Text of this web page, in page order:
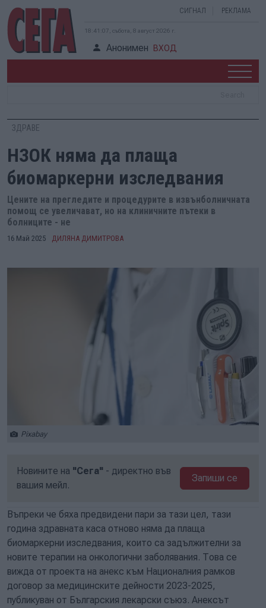
СИГНАЛ РЕКЛАМА
18:41:07, събота, 8 август 2026 г.
Анонимен ВХОД
ЗДРАВЕ
НЗОК няма да плаща
биомаркерни изследвания
Цените на прегледите и процедурите в извънболничната
помощ се увеличават, но на клиничните пътеки в
болниците - не
16 Май 2025 ДИЛЯНА ДИМИТРОВА
Pixabay
Новините на "Сега" - директно във
вашия мейл.
Запиши се
Въпреки че бяха предвидени пари за тази цел, тази
година здравната каса отново няма да плаща
биомаркерни изследвания, които са задължителни за
новите терапии на онкологични заболявания. Това се
вижда от проекта на анекс към Националния рамков
договор за медицинските дейности 2023-2025,
публикуван от Българския лекарски съюз. Анексът